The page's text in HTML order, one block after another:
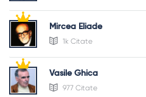
Mircea Eliade
1k Citate
Vasile Ghica
977 Citate